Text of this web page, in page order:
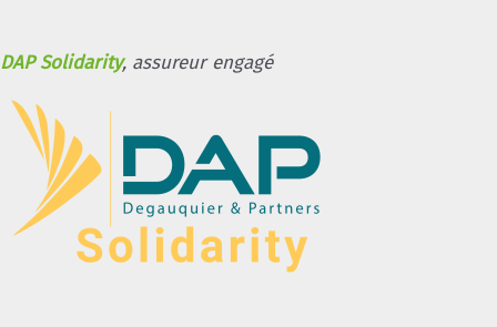
DAP Solidarity, assureur engagé